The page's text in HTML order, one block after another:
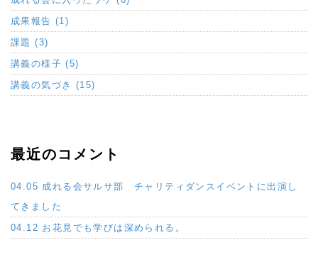
成果報告 (1)
課題 (3)
講義の様子 (5)
講義の気づき (15)
最近のコメント
04.05 成れる会サルサ部 チャリティダンスイベントに出演し
てきました
04.12 お花見でも学びは深められる。